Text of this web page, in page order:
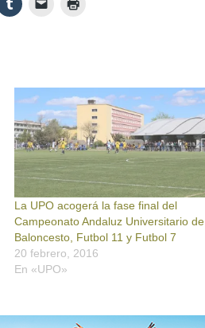
La UPO acogerá la fase final del
Campeonato Andaluz Universitario de
Baloncesto, Futbol 11 y Futbol 7
20 febrero, 2016
En «UPO»